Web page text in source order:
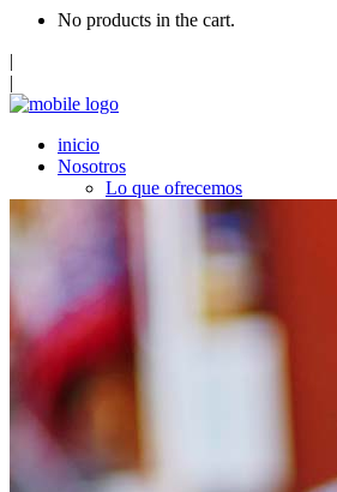
No products in the cart.
|
|
inicio
Nosotros
Lo que ofrecemos
Protocolos Alerta de COVID19
Contacto
Top